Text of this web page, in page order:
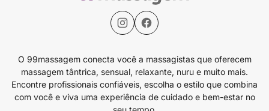
O 99massagem conecta você a massagistas que oferecem
massagem tântrica, sensual, relaxante, nuru e muito mais.
Encontre profissionais confiáveis, escolha o estilo que combina
com você e viva uma experiência de cuidado e bem-estar no